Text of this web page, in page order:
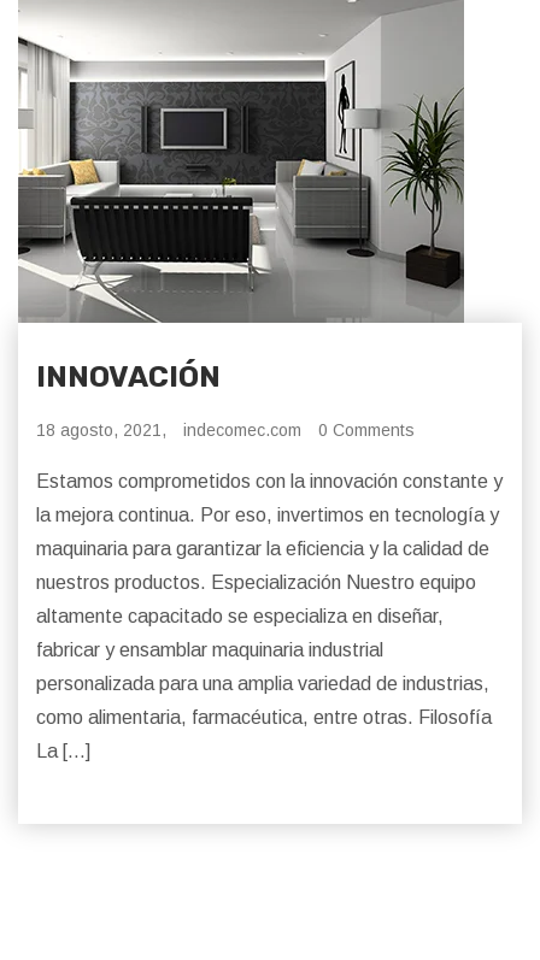
INNOVACIÓN
18 agosto, 2021, indecomec.com 0 Comments
Estamos comprometidos con la innovación constante y
la mejora continua. Por eso, invertimos en tecnología y
maquinaria para garantizar la eficiencia y la calidad de
nuestros productos. Especialización Nuestro equipo
altamente capacitado se especializa en diseñar,
fabricar y ensamblar maquinaria industrial
personalizada para una amplia variedad de industrias,
como alimentaria, farmacéutica, entre otras. Filosofía
La […]